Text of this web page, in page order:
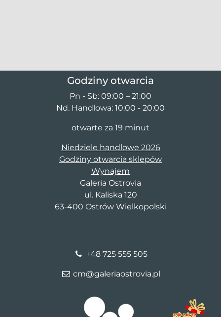
Godziny otwarcia
Pn - Sb: 09:00 – 21:00
Nd. Handlowa: 10:00 - 20:00
otwarte za 19 minut
Niedziele handlowe 2026
Godziny otwarcia sklepów
Wynajem
Galeria Ostrovia
ul. Kaliska 120
63-400 Ostrów Wielkopolski
+48 725 555 505
cm@galeriaostrovia.pl